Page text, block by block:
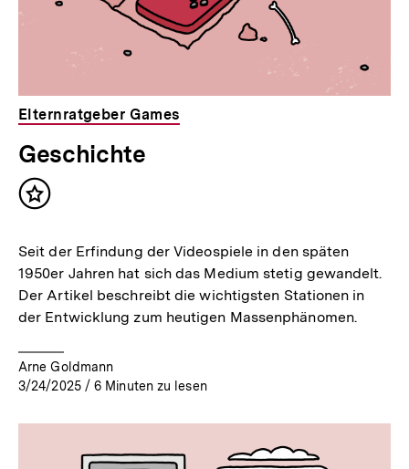
Elternratgeber Games
Geschichte
Inhalt
Seit der Erfindung der Videospiele in den späten
1950er Jahren hat sich das Medium stetig gewandelt.
Der Artikel beschreibt die wichtigsten Stationen in
der Entwicklung zum heutigen Massenphänomen.
Arne Goldmann
3/24/2025 / 6 Minuten zu lesen